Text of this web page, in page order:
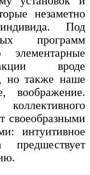
незаметно
Под
программ
вроде
но также наше
воображение.
своеобразными
интуитивное
предшествует